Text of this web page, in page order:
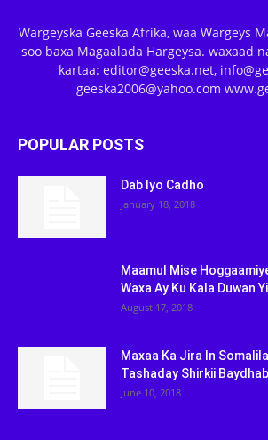
Wargeyska Geeska Afrika, waa Wargeys
soo baxa Magaalada Hargeysa. waxaad
kartaa: editor@geeska.net,
geeska2006@yahoo.com
POPULAR POSTS
Dab Iyo Cadho
January 18, 2018
Maamul Mise
Waxa Ay Ku Kala Duwan
August 17, 2018
Maxaa Ka Jira In
Tashaday Shirkii
June 10, 2018